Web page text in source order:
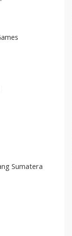
Sumatera